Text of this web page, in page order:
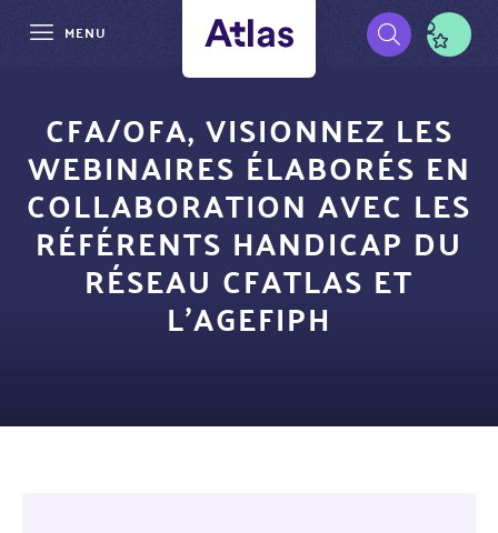
contenu
MENU
Pré-
navigation
CFA/OFA, VISIONNEZ LES
WEBINAIRES ÉLABORÉS EN
COLLABORATION AVEC LES
RÉFÉRENTS HANDICAP DU
RÉSEAU CFATLAS ET
L’AGEFIPH